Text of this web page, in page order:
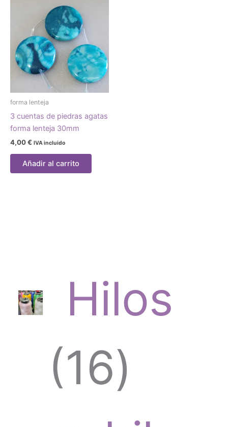
Hilos
161
forma lenteja
3 cuentas de piedras agatas
forma lenteja 30mm
4,00€ IVA incluido
Añadir al carrito